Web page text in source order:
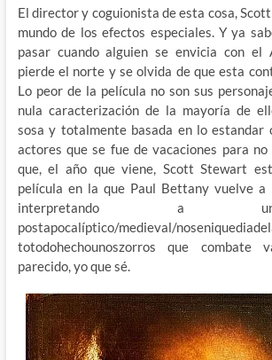
El director y coguionista de esta cosa,
mundo de los efectos especiales. Y ya
pasar cuando alguien se envicia con el
pierde el norte y se olvida de que esta
Lo peor de la película no son sus
nula caracterización de la mayoría de
sosa y totalmente basada en lo estandar
actores que se fue de vacaciones para
que, el año que viene, Scott Stewart
película en la que Paul Bettany vuelve a
interpretando a
postapocalíptico/medieval/
totodohechounoszorros que combate
parecido, yo que sé.